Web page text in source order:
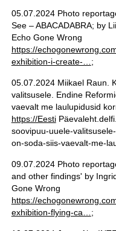
05.07.2024 Photo
See – ABACADABRA; by
Echo Gone Wrong
https://
exhibition-i-create-… ;
05.07.2024 Miikael Raun.
valitsusele. Endine
vaevalt me laulupidusid
https://Eesti
soovipuu-uuele-
on-soda-siis-vaevalt-me-
09.07.2024 Photo
and other findings' by
Gone Wrong
https://
exhibition-flying-ca… ;